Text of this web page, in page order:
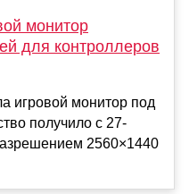
монитор
для контроллеров
игровой монитор под
получило с 27-
2560×1440